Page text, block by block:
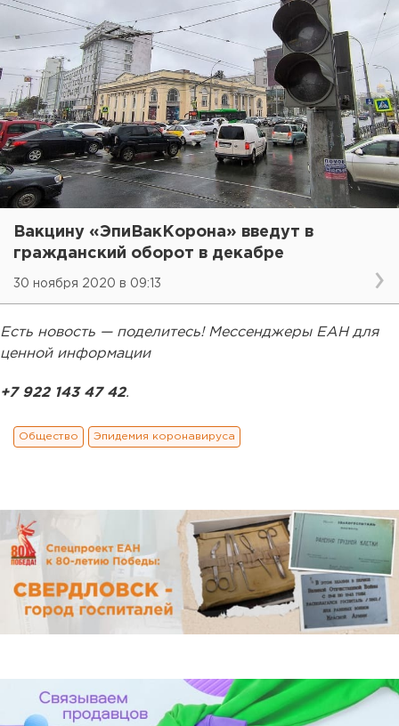
Вакцину «ЭпиВакКорона» введут в
гражданский оборот в декабре
30 ноября 2020 в 09:13
Есть новость — поделитесь! Мессенджеры ЕАН для
ценной информации
+7 922 143 47 42.
Общество Эпидемия коронавируса